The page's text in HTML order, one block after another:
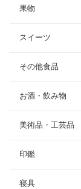
果物
スイーツ
その他食品
お酒・飲み物
美術品・工芸品
印鑑
寝具